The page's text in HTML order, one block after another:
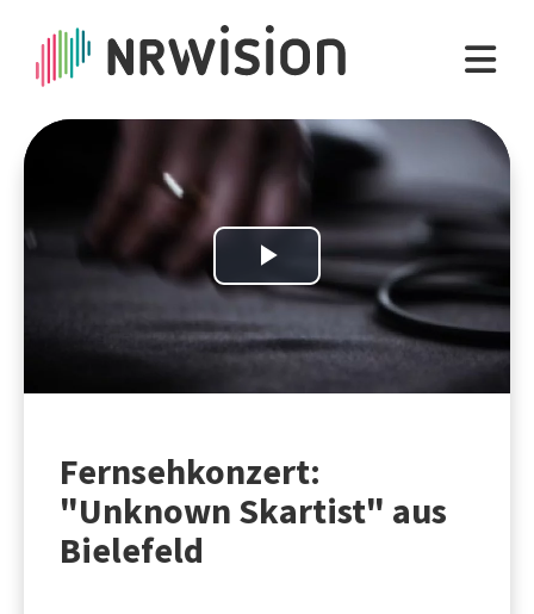
Play
Video
Fernsehkonzert:
"Unknown Skartist" aus
Bielefeld